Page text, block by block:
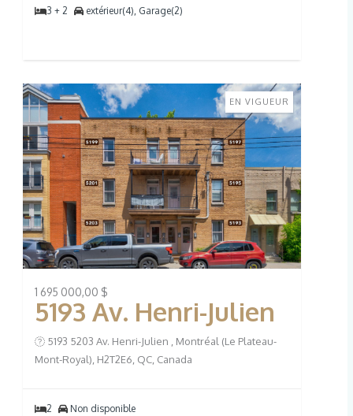
3 + 2 extérieur(4), Garage(2)
EN VIGUEUR
1 695 000,00 $
5193 Av. Henri-Julien
5193 5203 Av. Henri-Julien , Montréal (Le Plateau-
Mont-Royal), H2T2E6, QC, Canada
2 Non disponible